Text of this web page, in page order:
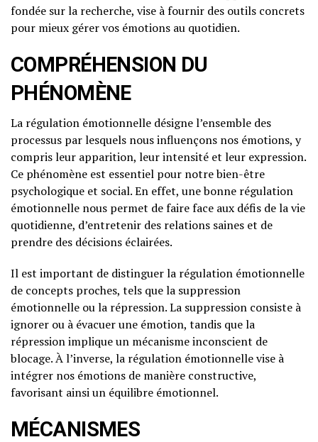
fondée sur la recherche, vise à fournir des outils concrets
pour mieux gérer vos émotions au quotidien.
COMPRÉHENSION DU
PHÉNOMÈNE
La régulation émotionnelle désigne l’ensemble des
processus par lesquels nous influençons nos émotions, y
compris leur apparition, leur intensité et leur expression.
Ce phénomène est essentiel pour notre bien-être
psychologique et social. En effet, une bonne régulation
émotionnelle nous permet de faire face aux défis de la vie
quotidienne, d’entretenir des relations saines et de
prendre des décisions éclairées.
Il est important de distinguer la régulation émotionnelle
de concepts proches, tels que la suppression
émotionnelle ou la répression. La suppression consiste à
ignorer ou à évacuer une émotion, tandis que la
répression implique un mécanisme inconscient de
blocage. À l’inverse, la régulation émotionnelle vise à
intégrer nos émotions de manière constructive,
favorisant ainsi un équilibre émotionnel.
MÉCANISMES